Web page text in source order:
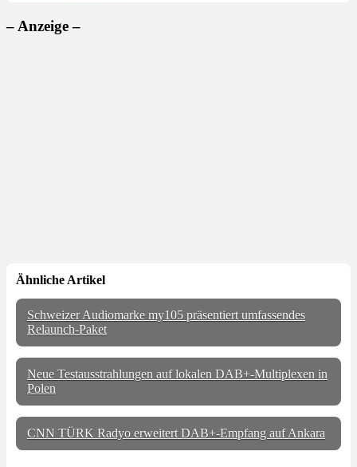
– Anzeige –
Ähnliche Artikel
Schweizer Audiomarke my105 präsentiert umfassendes
Relaunch-Paket
Neue Testausstrahlungen auf lokalen DAB+-Multiplexen in
Polen
CNN TÜRK Radyo erweitert DAB+-Empfang auf Ankara